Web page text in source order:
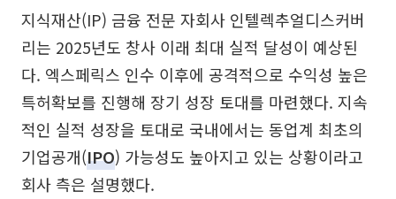
지식재산(IP) 금융 전문 자회사 인텔렉추얼디스커버
리는 2025년도 창사 이래 최대 실적 달성이 예상된
다. 엑스페릭스 인수 이후에 공격적으로 수익성 높은
특허확보를 진행해 장기 성장 토대를 마련했다. 지속
적인 실적 성장을 토대로 국내에서는 동업계 최초의
기업공개(IPO) 가능성도 높아지고 있는 상황이라고
회사 측은 설명했다.